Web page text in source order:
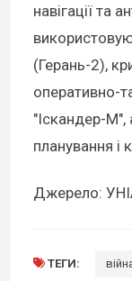
навігації та
(Герань-2),
оперативно-
"Іскандер-М",
планування і
Джерело:
ТЕГИ: